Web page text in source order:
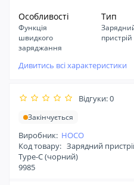
Особливості
Функція
швидкого
заряджання
Tип
пристрій
Дивитись всі характеристики
Відгуки: 0
Закінчується
Виробник: HOCO
Код товару: Зарядний
Type-C (чорний)
9985